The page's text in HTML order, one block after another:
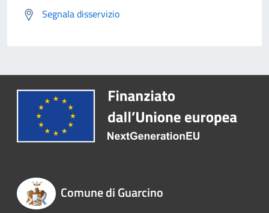
Segnala disservizio
Comune di Guarcino